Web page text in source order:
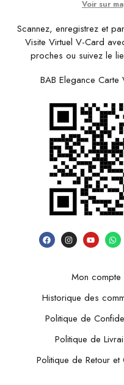
Voir sur
Scannez, enregistrez et
Visite Virtuel V-Card
proches ou suivez le
BAB Elegance Carte
Mon compte
Historique des
Politique de
Politique de
Politique de Retour et